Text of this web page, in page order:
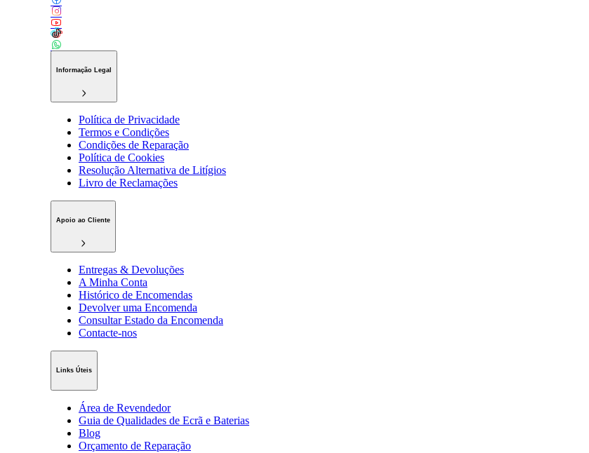
Informação Legal
Política de Privacidade
Termos e Condições
Condições de Reparação
Política de Cookies
Resolução Alternativa de Litígios
Livro de Reclamações
Apoio ao Cliente
Entregas & Devoluções
A Minha Conta
Histórico de Encomendas
Devolver uma Encomenda
Consultar Estado da Encomenda
Contacte-nos
Links Úteis
Área de Revendedor
Guia de Qualidades de Ecrã e Baterias
Blog
Orçamento de Reparação